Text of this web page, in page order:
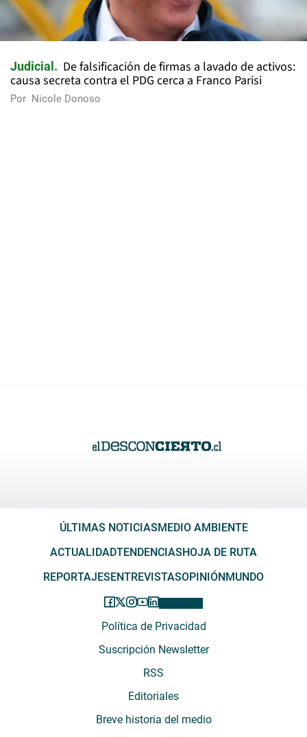
Judicial
De falsificación de firmas a lavado de activos:
causa secreta contra el PDG cerca a Franco Parisi
Por Nicole Donoso
ÚLTIMAS NOTICIAS MEDIO AMBIENTE
ACTUALIDADTENDENCIAS HOJA DE RUTA
REPORTAJES ENTREVISTASOPINIÓN MUNDO
Política de Privacidad
Suscripción Newsletter
RSS
Editoriales
Breve historia del medio